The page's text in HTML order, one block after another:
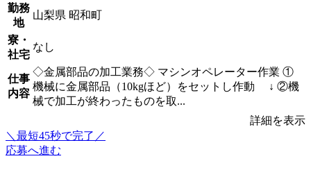
勤務
地
山梨県 昭和町
寮・
社宅
なし
仕事
内容
◇金属部品の加工業務◇ マシンオペレーター作業 ①
機械に金属部品（10kgほど）をセットし作動 ↓ ②機
械で加工が終わったものを取...
詳細を表示
＼最短45秒で完了／
応募へ進む